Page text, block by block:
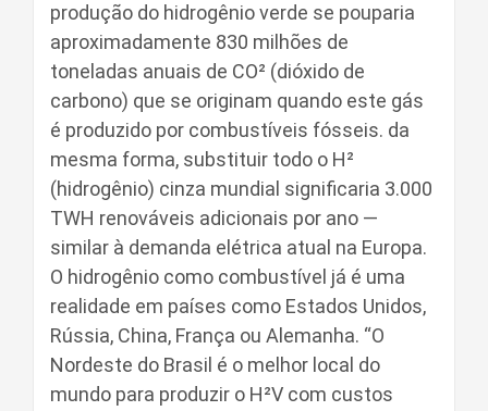
produção do hidrogênio verde se pouparia
aproximadamente 830 milhões de
toneladas anuais de CO² (dióxido de
carbono) que se originam quando este gás
é produzido por combustíveis fósseis. da
mesma forma, substituir todo o H²
(hidrogênio) cinza mundial significaria 3.000
TWH renováveis adicionais por ano —
similar à demanda elétrica atual na Europa.
O hidrogênio como combustível já é uma
realidade em países como Estados Unidos,
Rússia, China, França ou Alemanha. “O
Nordeste do Brasil é o melhor local do
mundo para produzir o H²V com custos